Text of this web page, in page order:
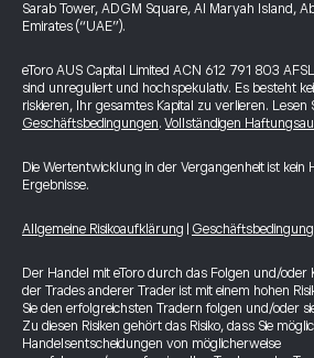
Sarab Tower, ADGM Square, Al Maryah Island,
Emirates (“UAE”).
eToro AUS Capital Limited ACN 612 791 803
sind unreguliert und hochspekulativ. Es besteht
riskieren, Ihr gesamtes Kapital zu verlieren. Lesen
Geschäftsbedingungen.Vollständigen
Die Wertentwicklung in der Vergangenheit ist kein
Ergebnisse.
Allgemeine Risikoaufklärung
Der Handel mit eToro durch das Folgen und/oder
der Trades anderer Trader ist mit einem hohen
Sie den erfolgreichsten Tradern folgen und/oder
Zu diesen Risiken gehört das Risiko, dass Sie
Handelsentscheidungen von möglicherweise